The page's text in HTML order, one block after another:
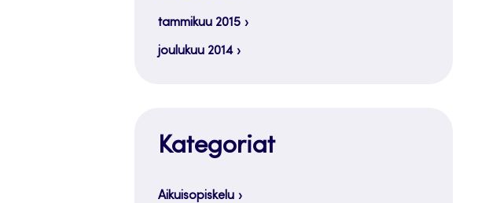
tammikuu 2015
joulukuu 2014
Kategoriat
Aikuisopiskelu